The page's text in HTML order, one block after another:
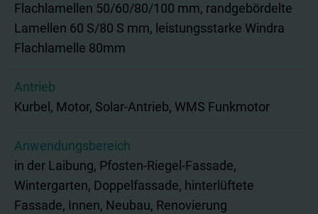
Flachlamellen 50/60/80/100 mm, randgebördelte
Lamellen 60 S/80 S mm, leistungsstarke Windra
Flachlamelle 80mm
Antrieb
Kurbel, Motor, Solar-Antrieb, WMS Funkmotor
Anwendungsbereich
in der Laibung, Pfosten-Riegel-Fassade,
Wintergarten, Doppelfassade, hinterlüftete
Fassade, Innen, Neubau, Renovierung